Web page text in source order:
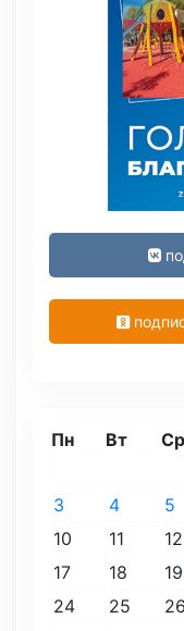
Пн Вт Ср
3
4 5
10
11 12
17
18 19
24
25 26